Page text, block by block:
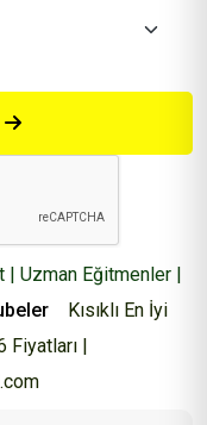
| Uzman Eğitmenler |
Kısıklı En İyi
Fiyatları |